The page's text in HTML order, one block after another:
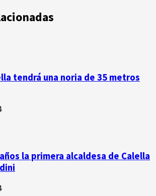
tendrá una noria de 35 metros
la primera alcaldesa de Calella